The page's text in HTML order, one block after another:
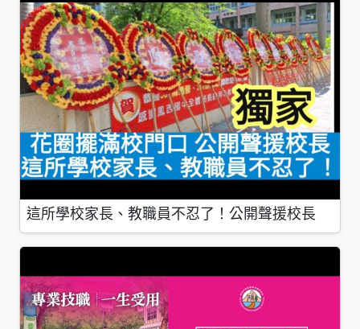
這所學校家長、教職員不忍了！公開聲援校長